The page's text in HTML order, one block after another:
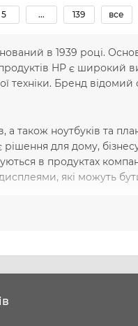
5 ... 139 все
в 1939 році.
HP є широкий
техніки. Бренд
також ноутбуків та
рішення для дому,
в продуктах
які можуть